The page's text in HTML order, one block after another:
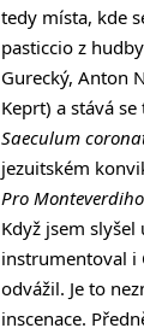
tedy místa, kde
pasticcio z
Gurecký, Anton
Keprt) a stává
Saeculum
jezuitském
Pro
Když jsem
instrumentoval i
odvážil. Je to
inscenace.